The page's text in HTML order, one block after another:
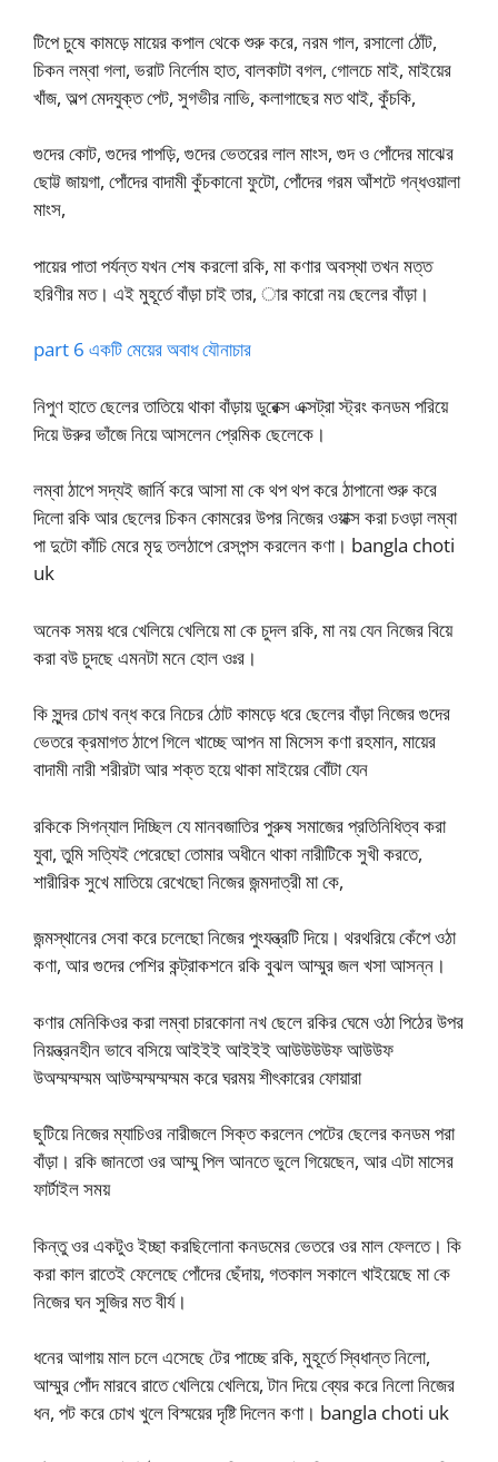
টিপে চুষে কামড়ে মায়ের কপাল থেকে শুরু করে, নরম গাল, রসালো ঠোঁট,
চিকন লম্বা গলা, ভরাট নির্লোম হাত, বালকাটা বগল, গোলচে মাই, মাইয়ের
খাঁজ, অল্প মেদযুক্ত পেট, সুগভীর নাভি, কলাগাছের মত থাই, কুঁচকি,
গুদের কোট, গুদের পাপড়ি, গুদের ভেতরের লাল মাংস, গুদ ও পোঁদের মাঝের
ছোট্ট জায়গা, পোঁদের বাদামী কুঁচকানো ফুটো, পোঁদের গরম আঁশটে গন্ধওয়ালা
মাংস,
পায়ের পাতা পর্যন্ত যখন শেষ করলো রকি, মা কণার অবস্থা তখন মত্ত
হরিণীর মত। এই মুহূর্তে বাঁড়া চাই তার, ার কারো নয় ছেলের বাঁড়া।
part 6 একটি মেয়ের অবাধ যৌনাচার
নিপুণ হাতে ছেলের তাতিয়ে থাকা বাঁড়ায় ডুরেক্স এক্সট্রা স্ট্রং কনডম পরিয়ে
দিয়ে উরুর ভাঁজে নিয়ে আসলেন প্রেমিক ছেলেকে।
লম্বা ঠাপে সদ্যই জার্নি করে আসা মা কে থপ থপ করে ঠাপানো শুরু করে
দিলো রকি আর ছেলের চিকন কোমরের উপর নিজের ওয়াক্স করা চওড়া লম্বা
পা দুটো কাঁচি মেরে মৃদু তলঠাপে রেসপন্স করলেন কণা। bangla choti
uk
অনেক সময় ধরে খেলিয়ে খেলিয়ে মা কে চুদল রকি, মা নয় যেন নিজের বিয়ে
করা বউ চুদছে এমনটা মনে হোল ওঃর।
কি সুন্দর চোখ বন্ধ করে নিচের ঠোট কামড়ে ধরে ছেলের বাঁড়া নিজের গুদের
ভেতরে ক্রমাগত ঠাপে গিলে খাচ্ছে আপন মা মিসেস কণা রহমান, মায়ের
বাদামী নারী শরীরটা আর শক্ত হয়ে থাকা মাইয়ের বোঁটা যেন
রকিকে সিগন্যাল দিচ্ছিল যে মানবজাতির পুরুষ সমাজের প্রতিনিধিত্ব করা
যুবা, তুমি সত্যিই পেরেছো তোমার অধীনে থাকা নারীটিকে সুখী করতে,
শারীরিক সুখে মাতিয়ে রেখেছো নিজের জন্মদাত্রী মা কে,
জন্মস্থানের সেবা করে চলেছো নিজের পুংযন্ত্রটি দিয়ে। থরথরিয়ে কেঁপে ওঠা
কণা, আর গুদের পেশির কন্ট্রাকশনে রকি বুঝল আম্মুর জল খসা আসন্ন।
কণার মেনিকিওর করা লম্বা চারকোনা নখ ছেলে রকির ঘেমে ওঠা পিঠের উপর
নিয়ন্ত্রনহীন ভাবে বসিয়ে আইইই আইইই আউউউউফ আউউফ
উঅম্মম্মম্মম আউম্মম্মম্মম্মম করে ঘরময় শীৎকারের ফোয়ারা
ছুটিয়ে নিজের ম্যাচিওর নারীজলে সিক্ত করলেন পেটের ছেলের কনডম পরা
বাঁড়া। রকি জানতো ওর আম্মু পিল আনতে ভুলে গিয়েছেন, আর এটা মাসের
ফার্টাইল সময়
কিন্তু ওর একটুও ইচ্ছা করছিলোনা কনডমের ভেতরে ওর মাল ফেলতে। কি
করা কাল রাতেই ফেলেছে পোঁদের ছেঁদায়, গতকাল সকালে খাইয়েছে মা কে
নিজের ঘন সুজির মত বীর্য।
ধনের আগায় মাল চলে এসেছে টের পাচ্ছে রকি, মুহূর্তে স্বিধান্ত নিলো,
আম্মুর পোঁদ মারবে রাতে খেলিয়ে খেলিয়ে, টান দিয়ে ব্যের করে নিলো নিজের
ধন, পট করে চোখ খুলে বিস্ময়ের দৃষ্টি দিলেন কণা। bangla choti uk